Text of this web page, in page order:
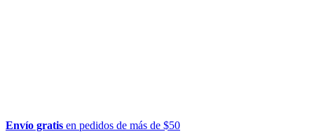
Envío gratis en pedidos de más de $50